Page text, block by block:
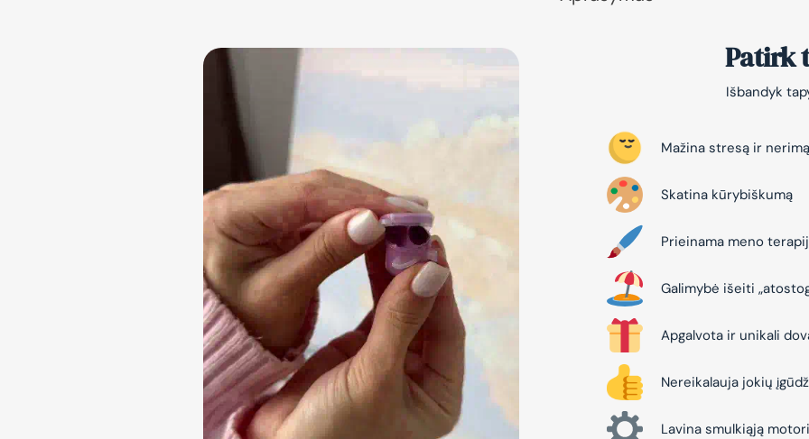
Patirk
Išbandyk
Mažina stresą ir nerimą
Skatina kūrybiškumą
Prieinama meno
Galimybė išeiti
Apgalvota ir unikali
Nereikalauja jokių
Lavina smulkiąją